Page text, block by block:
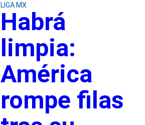
LIGA MX
Habrá
limpia:
América
rompe filas